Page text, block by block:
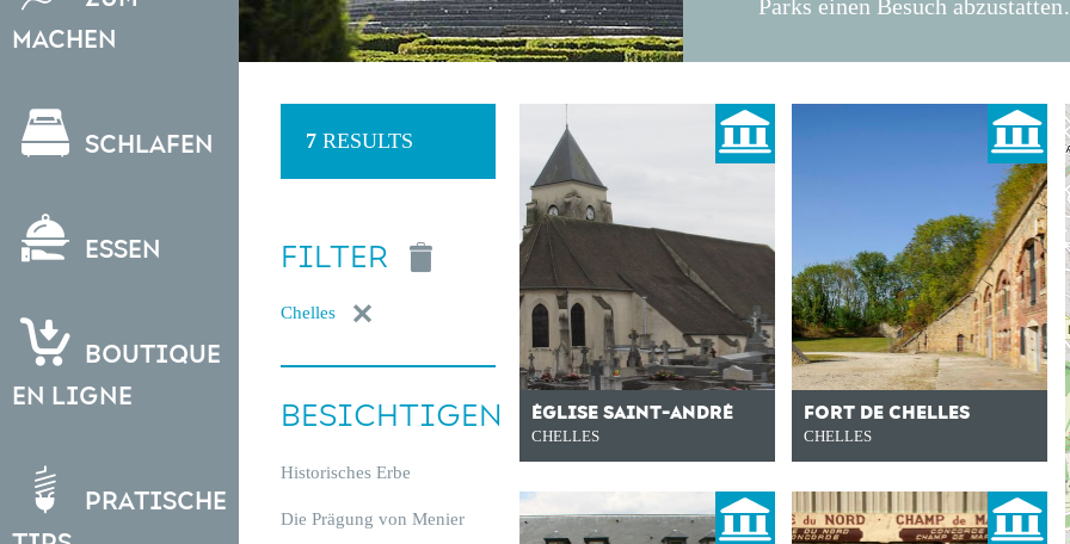
Machen
Schlafen
Essen
Boutique
en ligne
Pratische
Parks einen Besuch
7RESULTS
FILTER
Chelles
BESICHTIGEN
Historisches Erbe
Die Prägung von Menier
ÉGLISE SAINT-ANDRÉ
CHELLES
FORT DE CHELLES
CHELLES